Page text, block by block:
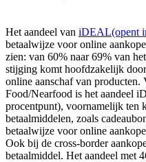
Het aandeel van iDEAL(opent
betaalwijze voor online
zien: van 60% naar 69% van
stijging komt hoofdzakelijk
online aanschaf van producten.
Food/Nearfood is het aandeel
procentpunt), voornamelijk ten
betaalmiddelen, zoals
betaalwijze voor online
Ook bij de cross-border
betaalmiddel. Het aandeel met